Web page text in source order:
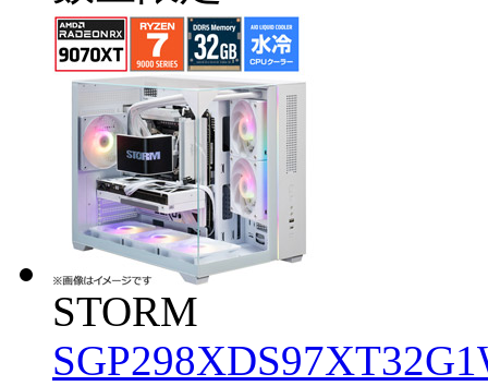
STORM